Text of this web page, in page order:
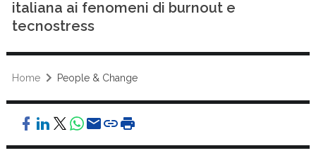
italiana ai fenomeni di burnout e
tecnostress
Home People & Change